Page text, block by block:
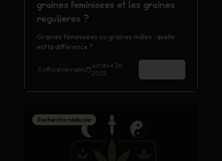
graines féminisées et les graines
régulières ?
Graines féminisées ou graines mâles : quelle
est la différence ?
officialcannabis
octobre 26,
2025
Recherche médicale